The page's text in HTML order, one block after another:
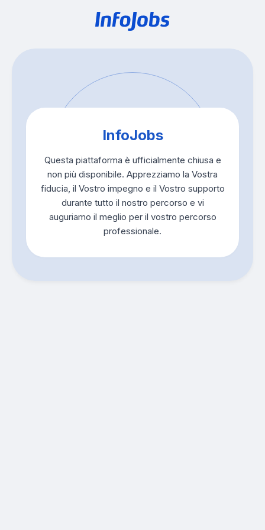
InfoJobs
Questa piattaforma è ufficialmente chiusa e
non più disponibile. Apprezziamo la Vostra
fiducia, il Vostro impegno e il Vostro supporto
durante tutto il nostro percorso e vi
auguriamo il meglio per il vostro percorso
professionale.